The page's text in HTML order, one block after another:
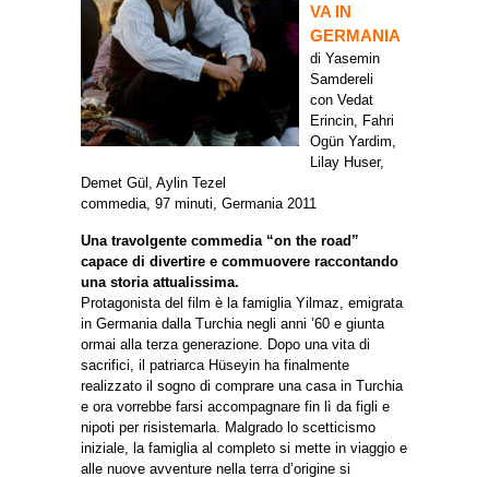
VA IN
GERMANIA
di Yasemin
Samdereli
con Vedat
Erincin, Fahri
Ogün Yardim,
Lilay Huser,
Demet Gül, Aylin Tezel
commedia, 97 minuti, Germania 2011
Una travolgente commedia “on the road”
capace di divertire e commuovere raccontando
una storia attualissima.
Protagonista del film è la famiglia Yilmaz, emigrata
in Germania dalla Turchia negli anni ’60 e giunta
ormai alla terza generazione. Dopo una vita di
sacrifici, il patriarca Hüseyin ha finalmente
realizzato il sogno di comprare una casa in Turchia
e ora vorrebbe farsi accompagnare fin lì da figli e
nipoti per risistemarla. Malgrado lo scetticismo
iniziale, la famiglia al completo si mette in viaggio e
alle nuove avventure nella terra d’origine si